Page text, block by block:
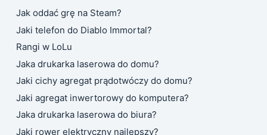
Jak oddać grę na Steam?
Jaki telefon do Diablo Immortal?
Rangi w LoLu
Jaka drukarka laserowa do domu?
Jaki cichy agregat prądotwóczy do domu?
Jaki agregat inwertorowy do komputera?
Jaka drukarka laserowa do biura?
Jaki rower elektryczny najlepszy?